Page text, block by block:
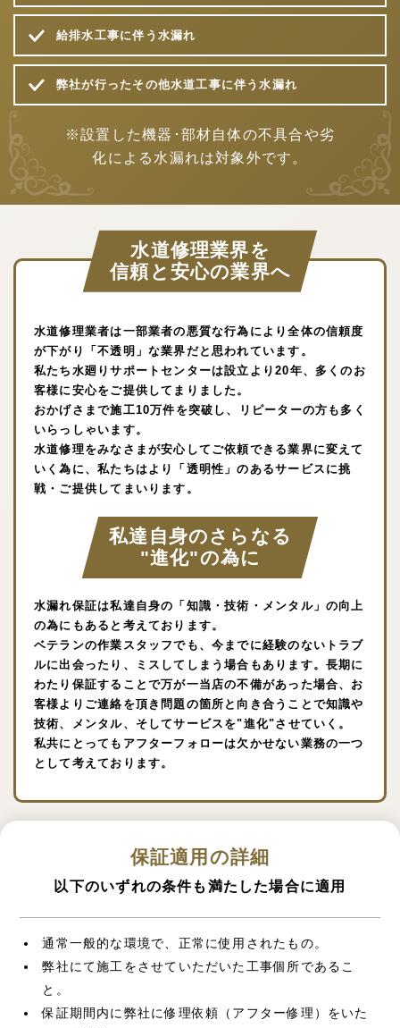
給排水工事に伴う水漏れ
弊社が行ったその他水道工事に伴う水漏れ
※設置した機器･部材自体の不具合や劣
化による水漏れは対象外です。
水道修理業界を
信頼と安心の業界へ
水道修理業者は一部業者の悪質な行為により全体の信頼度
が下がり「不透明」な業界だと思われています。
私たち水廻りサポートセンターは設立より20年、多くのお
客様に安心をご提供してまりました。
おかげさまで施工10万件を突破し、リピーターの方も多く
いらっしゃいます。
水道修理をみなさまが安心してご依頼できる業界に変えて
いく為に、私たちはより「透明性」のあるサービスに挑
戦・ご提供してまいります。
私達自身のさらなる
"進化"の為に
水漏れ保証は私達自身の「知識・技術・メンタル」の向上
の為にもあると考えております。
ベテランの作業スタッフでも、今までに経験のないトラブ
ルに出会ったり、ミスしてしまう場合もあります。長期に
わたり保証することで万が一当店の不備があった場合、お
客様よりご連絡を頂き問題の箇所と向き合うことで知識や
技術、メンタル、そしてサービスを"進化"させていく。
私共にとってもアフターフォローは欠かせない業務の一つ
として考えております。
保証適用の詳細
以下のいずれの条件も満たした場合に適用
通常一般的な環境で、正常に使用されたもの。
弊社にて施工をさせていただいた工事個所であるこ
と。
保証期間内に弊社に修理依頼（アフター修理）をいた